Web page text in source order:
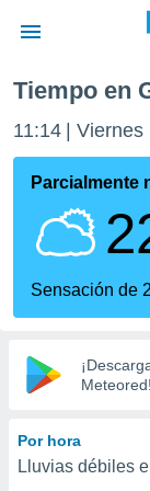
de
ha sido
que se
calidad.
a este
las
y
digital
basada
Tiempo en
11:14 Viernes
Parcialmente
Sensación de
Meteored!
Por hora
Lluvias débiles